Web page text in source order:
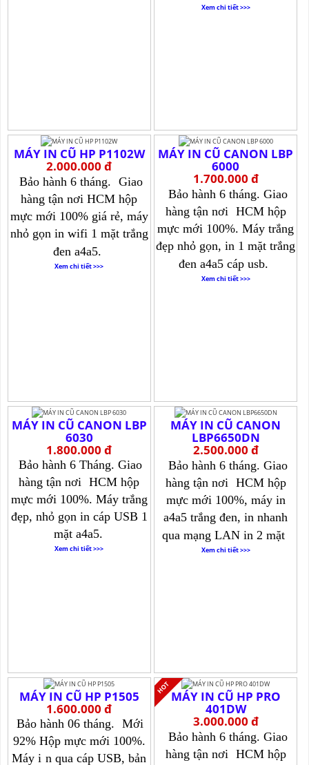
Xem chi tiết >>>
MÁY IN CŨ HP P1102W
2.000.000 đ
Bảo hành 6 tháng.
Giao
hàng tận nơi HCM hộp
mực mới 100% giá rẻ, máy
nhỏ gọn in wifi 1 mặt trắng
đen a4a5.
Xem chi tiết >>>
MÁY IN CŨ CANON LBP
6000
1.700.000 đ
Bảo hành 6 tháng. Giao
hàng tận nơi HCM hộp
mực mới 100%. Máy trắng
đẹp nhỏ gọn, in 1 mặt trắng
đen a4a5 cáp usb.
Xem chi tiết >>>
MÁY IN CŨ CANON LBP
6030
1.800.000 đ
Bảo hành 6 Tháng. Giao
hàng tận nơi
HCM hộp
mực mới 100%. Máy trắng
đẹp, nhỏ gọn in cáp USB 1
mặt a4a5.
Xem chi tiết >>>
MÁY IN CŨ CANON
LBP6650DN
2.500.000 đ
Bảo hành 6 tháng. Giao
hàng tận nơi HCM hộp
mực mới 100%, máy in
a4a5 trắng đen, in nhanh
qua mạng LAN in 2 mặt
Xem chi tiết >>>
MÁY IN CŨ HP P1505
1.600.000 đ
Bảo hành 06 tháng.
Mới
92% Hộp mực mới 100%.
Máy i n qua cáp USB, bản
MÁY IN CŨ HP PRO
401DW
3.000.000 đ
Bảo hành 6 tháng. Giao
hàng tận nơi HCM hộp